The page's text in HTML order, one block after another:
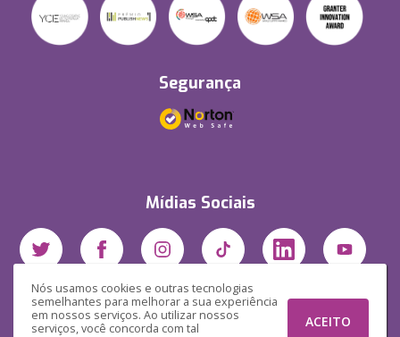
Nós usamos cookies e outras tecnologias
semelhantes para melhorar a sua experiência
em nossos serviços. Ao utilizar nossos
serviços, você concorda com tal
ACEITO
Segurança
Mídias Sociais